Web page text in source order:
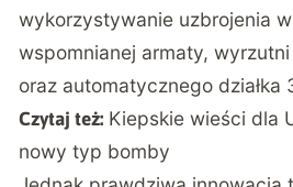
wykorzystywanie uzbrojenia
wspomnianej armaty, wyrzutni
oraz automatycznego działka
Czytaj też: Kiepskie wieści dla
nowy typ bomby